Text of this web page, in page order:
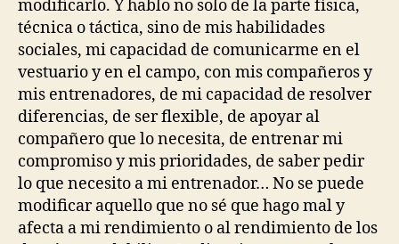
modificarlo. Y hablo no solo de la parte física,
técnica o táctica, sino de mis habilidades
sociales, mi capacidad de comunicarme en el
vestuario y en el campo, con mis compañeros y
mis entrenadores, de mi capacidad de resolver
diferencias, de ser flexible, de apoyar al
compañero que lo necesita, de entrenar mi
compromiso y mis prioridades, de saber pedir
lo que necesito a mi entrenador… No se puede
modificar aquello que no sé que hago mal y
afecta a mi rendimiento o al rendimiento de los